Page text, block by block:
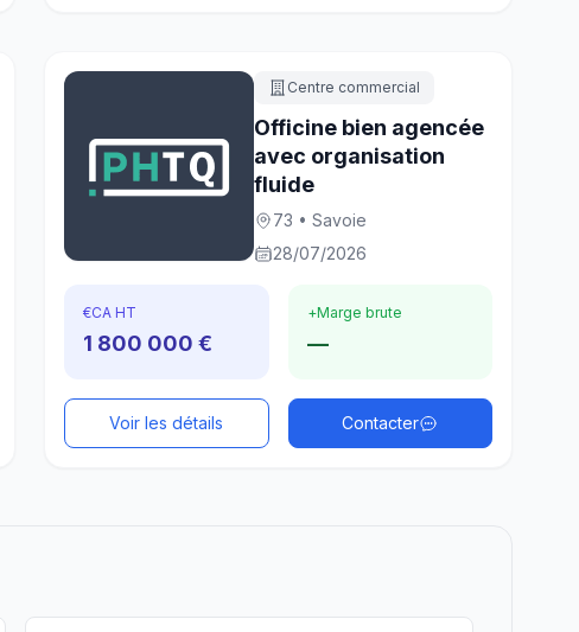
Centre commercial
Officine bien agencée
avec organisation
fluide
73 • Savoie
28/07/2026
€CA HT
1 800 000 €
+Marge brute
—
Voir les détails Contacter